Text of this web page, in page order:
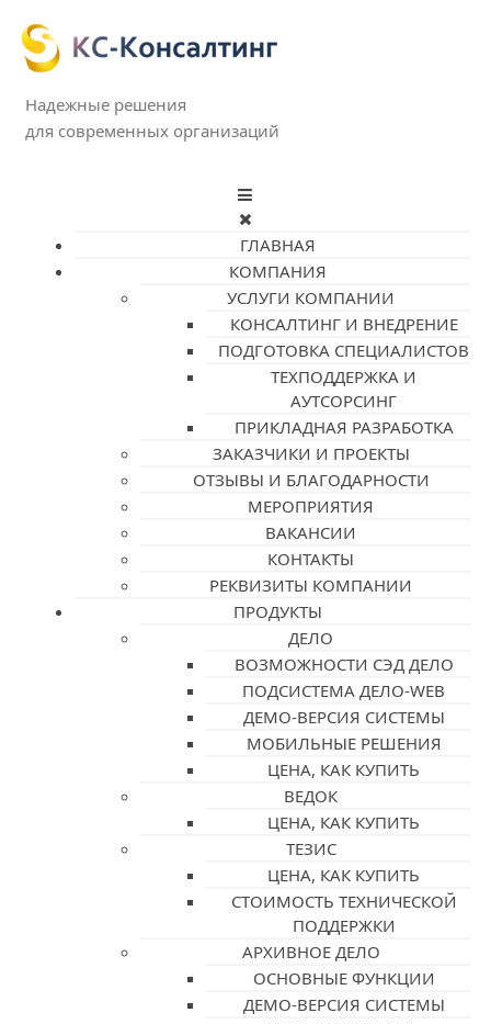
Надежные решения
для современных организаций
ГЛАВНАЯ
КОМПАНИЯ
УСЛУГИ КОМПАНИИ
КОНСАЛТИНГ И ВНЕДРЕНИЕ
ПОДГОТОВКА СПЕЦИАЛИСТОВ
ТЕХПОДДЕРЖКА И
АУТСОРСИНГ
ПРИКЛАДНАЯ РАЗРАБОТКА
ЗАКАЗЧИКИ И ПРОЕКТЫ
ОТЗЫВЫ И БЛАГОДАРНОСТИ
МЕРОПРИЯТИЯ
ВАКАНСИИ
КОНТАКТЫ
РЕКВИЗИТЫ КОМПАНИИ
ПРОДУКТЫ
ДЕЛО
ВОЗМОЖНОСТИ СЭД ДЕЛО
ПОДСИСТЕМА ДЕЛО-WEB
ДЕМО-ВЕРСИЯ СИСТЕМЫ
МОБИЛЬНЫЕ РЕШЕНИЯ
ЦЕНА, КАК КУПИТЬ
ВЕДОК
ЦЕНА, КАК КУПИТЬ
ТЕЗИС
ЦЕНА, КАК КУПИТЬ
СТОИМОСТЬ ТЕХНИЧЕСКОЙ
ПОДДЕРЖКИ
АРХИВНОЕ ДЕЛО
ОСНОВНЫЕ ФУНКЦИИ
ДЕМО-ВЕРСИЯ СИСТЕМЫ